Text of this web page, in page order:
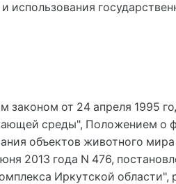
использования
законом от 24 апреля 1995
среды", Положением о
объектов животного
2013 года N 476,
Иркутской